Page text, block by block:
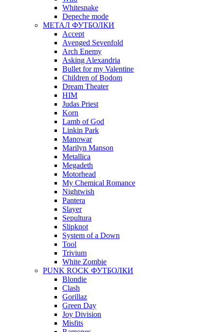
Whitesnake
Depeche mode
МЕТАЛ ФУТБОЛКИ
Accept
Avenged Sevenfold
Arch Enemy
Asking Alexandria
Bullet for my Valentine
Children of Bodom
Dream Theater
HIM
Judas Priest
Korn
Lamb of God
Linkin Park
Manowar
Marilyn Manson
Metallica
Megadeth
Motorhead
My Chemical Romance
Nightwish
Pantera
Slayer
Sepultura
Slipknot
System of a Down
Tool
Trivium
White Zombie
PUNK ROCK ФУТБОЛКИ
Blondie
Clash
Gorillaz
Green Day
Joy Division
Misfits